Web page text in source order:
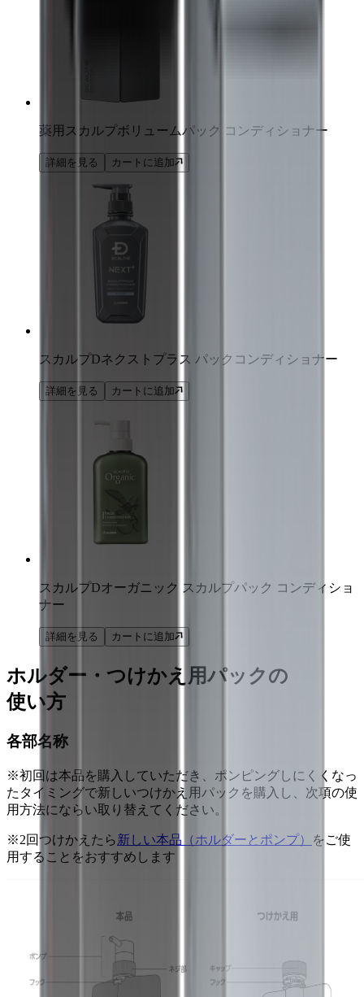
薬用スカルプボリュームパック コンディショナー
詳細を見る カートに追加
スカルプDネクストプラス パックコンディショナー
詳細を見る カートに追加
スカルプDオーガニック スカルプパック コンディショ
ナー
詳細を見る カートに追加
ホルダー・つけかえ用パックの
使い方
各部名称
※初回は本品を購入していただき、ポンピングしにくくなっ
たタイミングで新しいつけかえ用パックを購入し、次項の使
用方法にならい取り替えてください。
※2回つけかえたら新しい本品（ホルダーとポンプ）
をご使
用することをおすすめします